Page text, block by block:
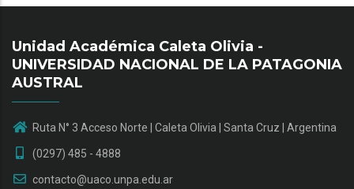
Unidad Académica Caleta Olivia -
UNIVERSIDAD NACIONAL DE LA PATAGONIA
AUSTRAL
Ruta N° 3 Acceso Norte | Caleta Olivia | Santa Cruz | Argentina
(0297) 485 - 4888
contacto@uaco.unpa.edu.ar